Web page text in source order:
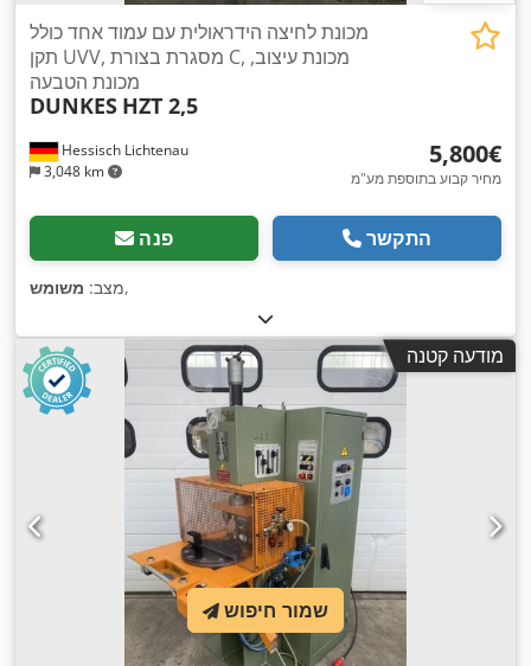
Hessisch Lichtenau
3,048 km
מכונת לחיצה הידראולית עם עמוד אחד כולל
תקן UVV, מסגרת בצורת C, מכונת עיצוב,
מכונת הטבעה
DUNKES HZT 2,5
‏5,800 ‏€
מחיר קבוע בתוספת מע"מ
פנה התקשר
מצב: משומש ,
מודעה קטנה
שמור חיפוש